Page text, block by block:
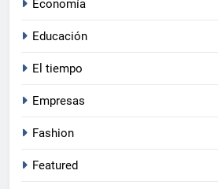
Economía
Educación
El tiempo
Empresas
Fashion
Featured